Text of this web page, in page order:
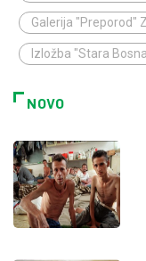
Galerija "Preporod"
Izložba "Stara
NOVO